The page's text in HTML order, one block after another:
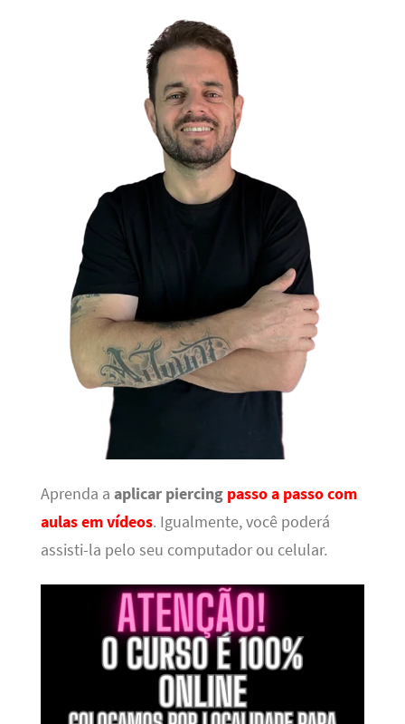
Aprenda a aplicar piercing passo a passo com
aulas em vídeos. Igualmente, você poderá
assisti-la pelo seu computador ou celular.